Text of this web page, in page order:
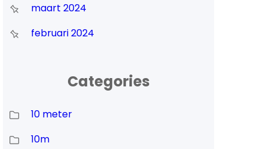
maart 2024
februari 2024
Categories
10 meter
10m